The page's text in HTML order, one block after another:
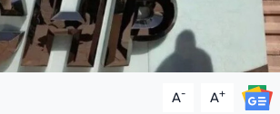
A- A+